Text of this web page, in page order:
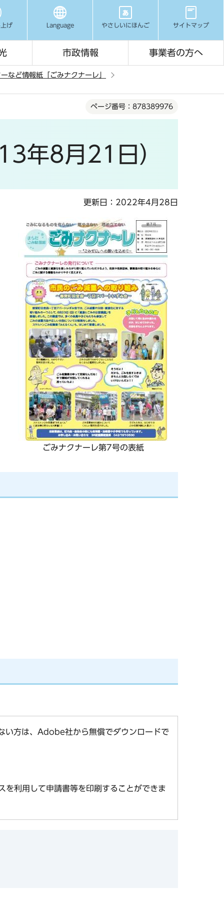
げ Language やさしいにほんご サイトマップ
市政情報 事業者の方へ
など情報紙「ごみナクナーレ」
ページ番号：878389976
年8月21日）
更新日：2022年4月28日
ごみナクナーレ第7号の表紙
方は、Adobe社から無償でダウンロードで
を利用して申請書等を印刷することができま